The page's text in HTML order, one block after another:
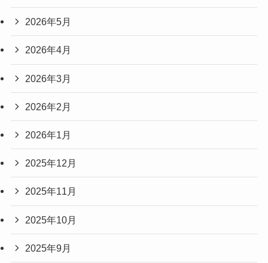
2026年5月
2026年4月
2026年3月
2026年2月
2026年1月
2025年12月
2025年11月
2025年10月
2025年9月